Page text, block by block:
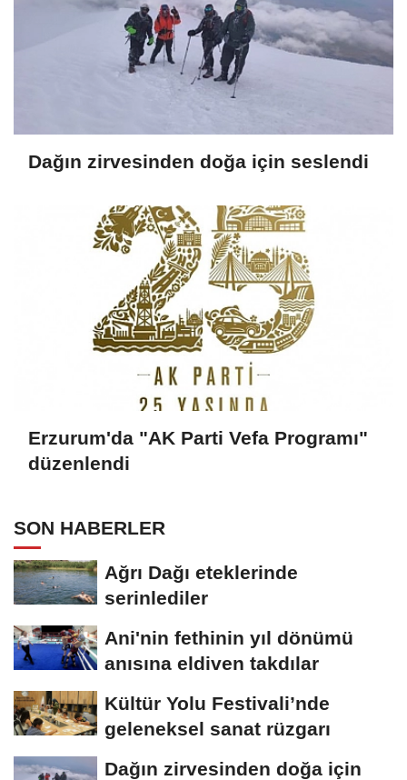
Dağın zirvesinden doğa için seslendi
Erzurum'da "AK Parti Vefa Programı"
düzenlendi
SON HABERLER
Ağrı Dağı eteklerinde
serinlediler
Ani'nin fethinin yıl dönümü
anısına eldiven takdılar
Kültür Yolu Festivali’nde
geleneksel sanat rüzgarı
Dağın zirvesinden doğa için